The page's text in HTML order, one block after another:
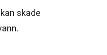
skade